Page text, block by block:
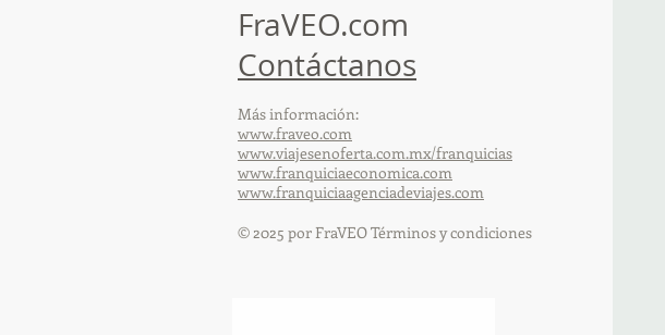
FraVEO.com
Contáctanos
Más información:
www.fraveo.com
www.viajesenoferta.com.mx/franquicias
www.franquiciaeconomica.com
www.franquiciaagenciadeviajes.com
© 2025 por FraVEO Términos y condiciones